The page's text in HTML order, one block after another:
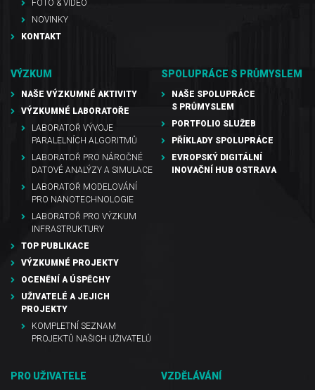
FOTO & VIDEO
NOVINKY
KONTAKT
VÝZKUM
NAŠE VÝZKUMNÉ AKTIVITY
VÝZKUMNÉ LABORATOŘE
LABORATOŘ VÝVOJE
PARALELNÍCH ALGORITMŮ
LABORATOŘ PRO NÁROČNÉ
DATOVÉ ANALÝZY A SIMULACE
LABORATOŘ MODELOVÁNÍ
PRO NANOTECHNOLOGIE
LABORATOŘ PRO VÝZKUM
INFRASTRUKTURY
TOP PUBLIKACE
VÝZKUMNÉ PROJEKTY
OCENĚNÍ A ÚSPĚCHY
UŽIVATELÉ A JEJICH
PROJEKTY
KOMPLETNÍ SEZNAM
PROJEKTŮ NAŠICH UŽIVATELŮ
SPOLUPRÁCE S PRŮMYSLEM
NAŠE SPOLUPRÁCE
S PRŮMYSLEM
PORTFOLIO SLUŽEB
PŘÍKLADY SPOLUPRÁCE
EVROPSKÝ DIGITÁLNÍ
INOVAČNÍ HUB OSTRAVA
PRO UŽIVATELE VZDĚLÁVÁNÍ